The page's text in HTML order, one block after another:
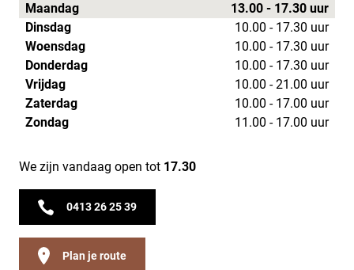
Maandag
13.00 - 17.30 uur
Dinsdag
10.00 - 17.30 uur
Woensdag
10.00 - 17.30 uur
Donderdag
10.00 - 17.30 uur
Vrijdag
10.00 - 21.00 uur
Zaterdag
10.00 - 17.00 uur
Zondag
11.00 - 17.00 uur
We zijn vandaag open tot 17.30
0413 26 25 39
Plan je route